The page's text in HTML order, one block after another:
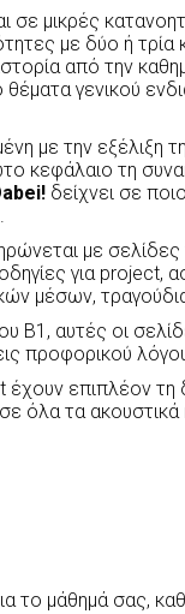
σε μικρές
με δύο ή τρία
από την
θέματα γενικού
με την εξέλιξη
κεφάλαιο τη
!δείχνει σε
με
για project,
μέσων,
Β1, αυτές οι
προφορικού
έχουν επιπλέον
τα ακουστικά
το μάθημά σας,